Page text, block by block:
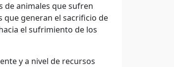
de animales que sufren
que generan el sacrificio de
el sufrimiento de los
y a nivel de recursos